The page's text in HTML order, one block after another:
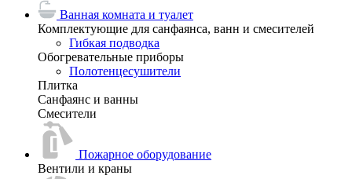
Ванная комната и туалет
Комплектующие для санфаянса, ванн и смесителей
Гибкая подводка
Обогревательные приборы
Полотенцесушители
Плитка
Санфаянс и ванны
Смесители
Пожарное оборудование
Вентили и краны